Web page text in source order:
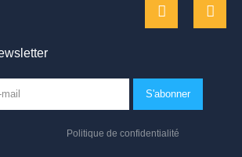
Politique de confidentialité
S'abonner